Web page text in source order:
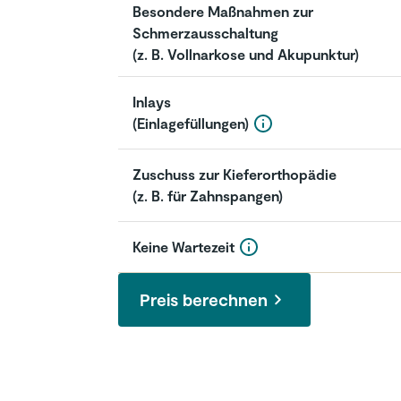
Besondere Maßnahmen zur
Schmerzausschaltung
(z. B. Vollnarkose und Akupunktur)
Inlays
(Einlagefüllungen)
Zuschuss zur Kieferorthopädie
(z. B. für Zahnspangen)
Keine Wartezeit
Ein Inlay ist eine hochwertige Zahnfüllung, die im
zahntechnischen Labor hergestellt wird. Die GKV
nur einen geringen Anteil in Höhe einer einfachen
Es gibt keine Wartezeit für die Leistungen Ihrer
Zahnzusatzversicherung.
Preis berechnen